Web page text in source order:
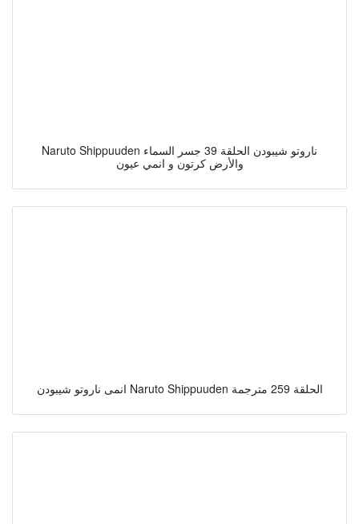
Naruto Shippuuden ناروتو شيبودن الحلقة 39 جسر السماء
والأرض كرتون و انمي عيون
انمى ناروتو شيبودن Naruto Shippuuden الحلقة 259 مترجمة